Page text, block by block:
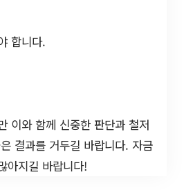
합니다.
이와 함께 신중한 판단과 철저
결과를 거두길 바랍니다. 자금
아지길 바랍니다!